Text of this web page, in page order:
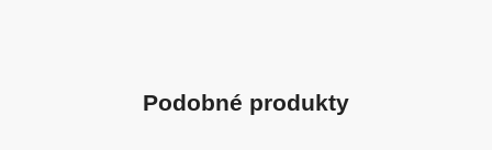
Podobné produkty